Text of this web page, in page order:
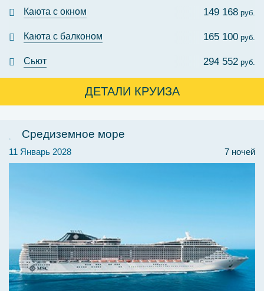
Каюта с окном 149 168 руб.
Каюта с балконом 165 100 руб.
Сьют 294 552 руб.
ДЕТАЛИ КРУИЗА
Средиземное море
7 ночей
11 Январь 2028